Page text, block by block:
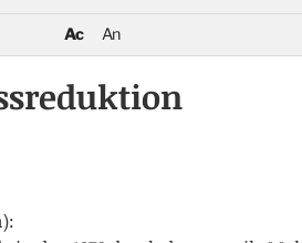
Ac An